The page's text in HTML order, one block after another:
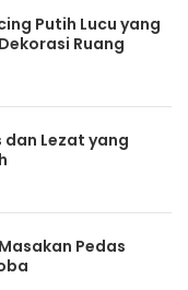
Putih Lucu yang
Ruang
dan Lezat yang
Pedas